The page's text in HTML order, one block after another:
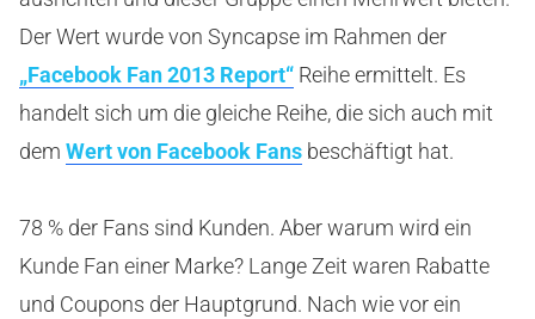
Der Wert wurde von Syncapse im Rahmen der
„Facebook Fan 2013 Report“ Reihe ermittelt. Es
handelt sich um die gleiche Reihe, die sich auch mit
dem Wert von Facebook Fans beschäftigt hat.
78 % der Fans sind Kunden. Aber warum wird ein
Kunde Fan einer Marke? Lange Zeit waren Rabatte
und Coupons der Hauptgrund. Nach wie vor ein